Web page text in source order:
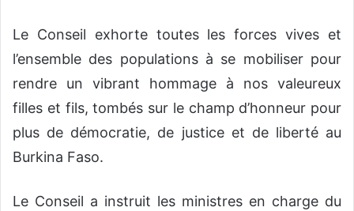
Le Conseil exhorte toutes les forces vives et
l’ensemble des populations à se mobiliser pour
rendre un vibrant hommage à nos valeureux
filles et fils, tombés sur le champ d’honneur pour
plus de démocratie, de justice et de liberté au
Burkina Faso.
Le Conseil a instruit les ministres en charge du